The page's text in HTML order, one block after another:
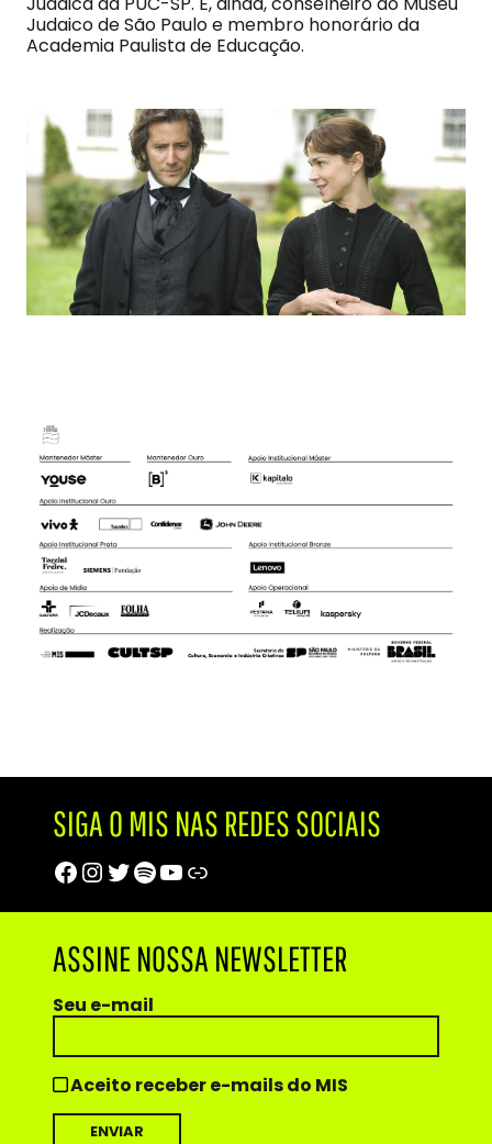
Judaico de São Paulo e membro honorário da
Academia Paulista de Educação.
SIGA O MIS NAS REDES SOCIAIS
Facebook
Instagram
Twitter
Spotify
Youtube
Trip Advisor
ASSINE NOSSA NEWSLETTER
Seu e-mail
Aceito receber e-mails do MIS